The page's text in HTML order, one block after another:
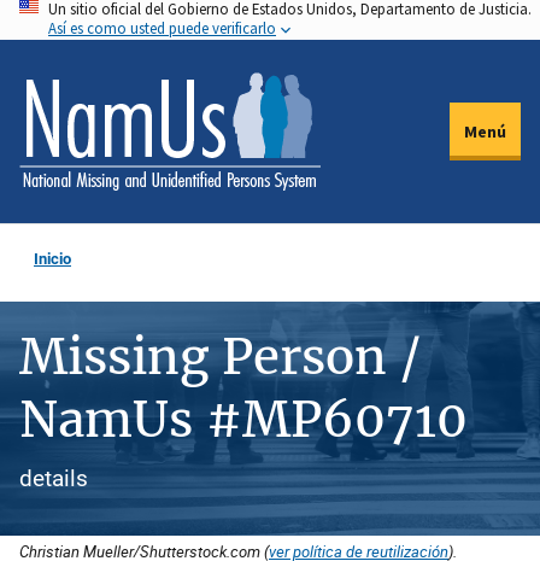
Pasar
al
contenido
principal
Un sitio oficial del Gobierno de Estados Unidos, Departamento de Justicia.
Así es como usted puede verificarlo
Menú
Inicio
Missing Person /
NamUs #MP60710
details
Christian Mueller/Shutterstock.com (ver política de reutilización).